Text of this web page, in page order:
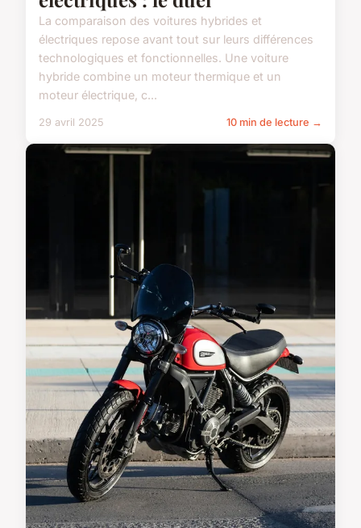
La comparaison des voitures hybrides et
électriques repose avant tout sur leurs différences
technologiques et fonctionnelles. Une voiture
hybride combine un moteur thermique et un
moteur électrique, c...
29 avril 2025 10 min de lecture →